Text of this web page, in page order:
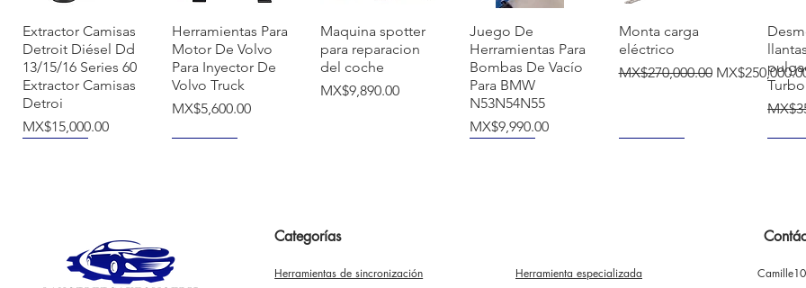
快速瀏覽
Extractor Camisas
Detroit Diésel Dd
13/15/16 Series 60
Extractor Camisas
Detroi
價格
MX$15,000.00
快速瀏覽
Herramientas Para
Motor De Volvo
Para Inyector De
Volvo Truck
價格
MX$5,600.00
快速瀏覽
Maquina spotter
para reparacion
del coche
價格
MX$9,890.00
快速瀏覽
Juego De
Herramientas Para
Bombas De Vacío
Para BMW
N53N54N55
價格
MX$9,990.00
快速瀏覽
Monta carga
eléctrico
一般價格
MX$270,000.00 促銷價格
一般
快速瀏覽
Herramienta 快速瀏覽
Tapa De Bomba 快速瀏覽
Soporte para Extractor
Categorías
Herramientas de sincronización Herramienta especializada